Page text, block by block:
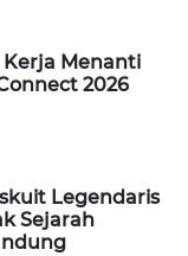
Menanti
2026
Legendaris
Sejarah